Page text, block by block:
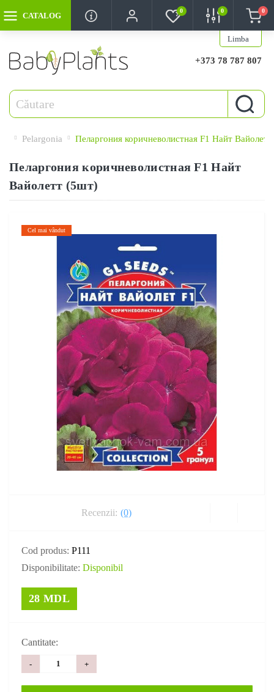
CATALOG
Limba
0 0 0
+373 78 787 807
Pelargonia Пеларгония коричневолистная F1 Найт
Пеларгония коричневолистная F1 Найт
Вайолетт (5шт)
Cel mai vândut
Recenzii: (0)
Cod produs: P111
Disponibilitate: Disponibil
28 MDL
Cantitate:
- +